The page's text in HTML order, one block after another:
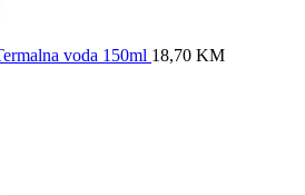
voda 150ml 18,70 KM